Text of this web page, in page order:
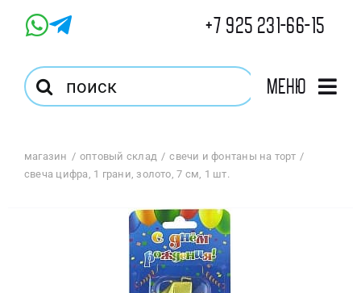
+7 925 231-66-15
Результат
поиска:
Меню
Магазин
Оптовый Магазин
магазин оптовый склад
свечи и фонтаны на торт
свеча цифра, 1 грани, золото, 7 см, 1 шт.